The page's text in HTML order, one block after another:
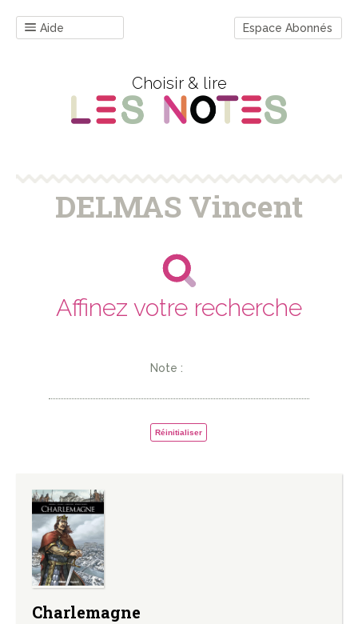
Aide Espace Abonnés
Choisir & lire
DELMAS Vincent
Affinez votre recherche
Note :
Réinitialiser
Charlemagne